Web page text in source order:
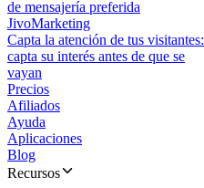
de mensajería preferida
JivoMarketing
Capta la atención de tus visitantes:
capta su interés antes de que se
vayan
Precios
Afiliados
Ayuda
Aplicaciones
Blog
Recursos